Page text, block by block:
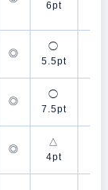
6pt
◎
◯
5.5pt
◎
◯
7.5pt
◎
△
4pt